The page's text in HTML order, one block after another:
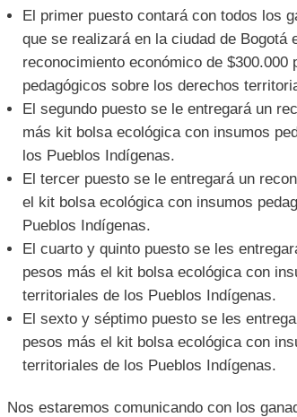
El primer puesto contará con todos los
que se realizará en la ciudad de Bogotá
reconocimiento económico de
pedagógicos sobre los derechos
El segundo puesto se le entregará un
más kit bolsa ecológica con insumos
los Pueblos Indígenas.
El tercer puesto se le entregará un
el kit bolsa ecológica con insumos
Pueblos Indígenas.
El cuarto y quinto puesto se les
pesos más el kit bolsa ecológica con
territoriales de los Pueblos Indígenas.
El sexto y séptimo puesto se les
pesos más el kit bolsa ecológica con
territoriales de los Pueblos Indígenas.
Nos estaremos comunicando con los